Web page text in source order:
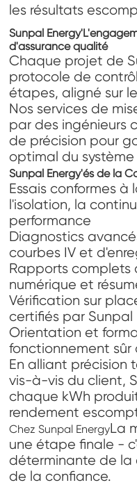
les résultats
Sunpal Energy'
d'assurance qualité
Chaque projet de
protocole de
étapes, aligné sur
Nos services de
par des ingénieurs
de précision pour
optimal du
Sunpal Energy'és de la
Essais conformes à
l'isolation, la
performance
Diagnostics
courbes IV et
Rapports
numérique et
Vérification sur
certifiés par Sunpal
Orientation et
fonctionnement sûr
En alliant précision
vis-à-vis du client,
chaque kWh
rendement
Chez Sunpal EnergyLa
une étape finale -
déterminante de
de la confiance.